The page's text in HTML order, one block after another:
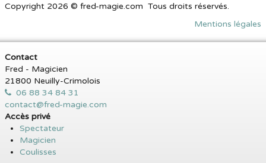
Copyright 2026 © fred-magie.com Tous droits réservés.
Mentions légales
Contact
Fred - Magicien
21800 Neuilly-Crimolois
06 88 34 84 31
contact@fred-magie.com
Accès privé
Spectateur
Magicien
Coulisses